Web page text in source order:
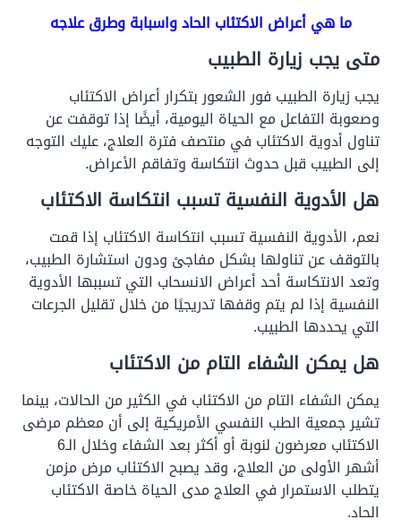
ما هي أعراض الاكتئاب الحاد واسبابة وطرق علاجه
متى يجب زيارة الطبيب
يجب زيارة الطبيب فور الشعور بتكرار أعراض الاكتئاب
وصعوبة التفاعل مع الحياة اليومية، أيضًا إذا توقفت عن
تناول أدوية الاكتئاب في منتصف فترة العلاج، عليك التوجه
إلى الطبيب قبل حدوث انتكاسة وتفاقم الأعراض.
هل الأدوية النفسية تسبب انتكاسة الاكتئاب
نعم، الأدوية النفسية تسبب انتكاسة الاكتئاب إذا قمت
بالتوقف عن تناولها بشكل مفاجئ ودون استشارة الطبيب،
وتعد الانتكاسة أحد أعراض الانسحاب التي تسببها الأدوية
النفسية إذا لم يتم وقفها تدريجيًا من خلال تقليل الجرعات
التي يحددها الطبيب.
هل يمكن الشفاء التام من الاكتئاب
يمكن الشفاء التام من الاكتئاب في الكثير من الحالات، بينما
تشير جمعية الطب النفسي الأمريكية إلى أن معظم مرضى
الاكتئاب معرضون لنوبة أو أكثر بعد الشفاء وخلال الـ6
أشهر الأولى من العلاج، وقد يصبح الاكتئاب مرض مزمن
يتطلب الاستمرار في العلاج مدى الحياة خاصة الاكتئاب
الحاد.